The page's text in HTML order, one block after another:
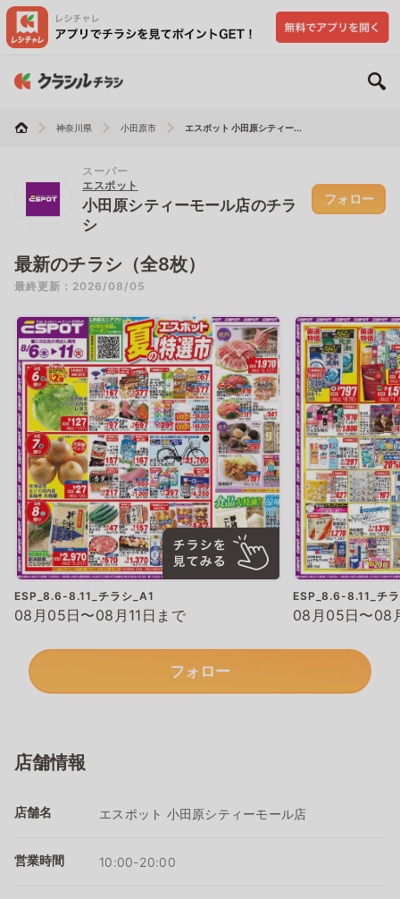
神奈川県 小田原市 エスポット 小田原シティー...
スーパー
エスポット
小田原シティーモール店のチラ
シ
フォロー
最新のチラシ（全8枚）
最終更新：2026/08/05
ESP_8.6-8.11_チラシ_A1
08月05日〜08月11日まで
ESP_8.6-8.11_チ
08月05日〜08
フォロー
店舗情報
店舗名 エスポット 小田原シティーモール店
営業時間 10:00-20:00